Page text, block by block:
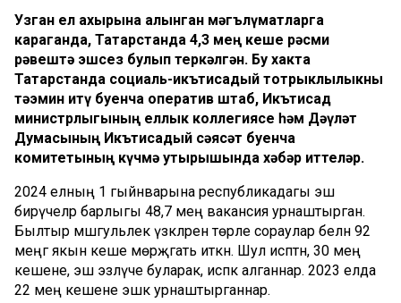
Узган ел ахырына алынган мәгълүматларга
караганда, Татарстанда 4,3 мең кеше рәсми
рәвештә эшсез булып теркәлгән. Бу хакта
Татарстанда социаль-икътисадый тотрыклылыкны
тәэмин итү буенча оператив штаб, Икътисад
министрлыгының еллык коллегиясе һәм Дәүләт
Думасының Икътисадый сәясәт буенча
комитетының күчмә утырышында хәбәр иттеләр.
2024 елның 1 гыйнварына республикадагы эш
бирүчеләр барлыгы 48,7 мең вакансия урнаштырган.
Былтыр мәшгульлек үзәкләренә төрле сораулар белән 92
меңгә якын кеше мөрәҗәгать иткән. Шул исәптән, 30 мең
кешене, эш эзләүче буларак, исәпкә алганнар. 2023 елда
22 мең кешене эшкә урнаштырганнар.